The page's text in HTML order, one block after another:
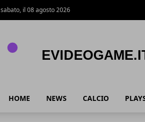
sabato, il 08 agosto 2026
HOME NEWS CALCIO